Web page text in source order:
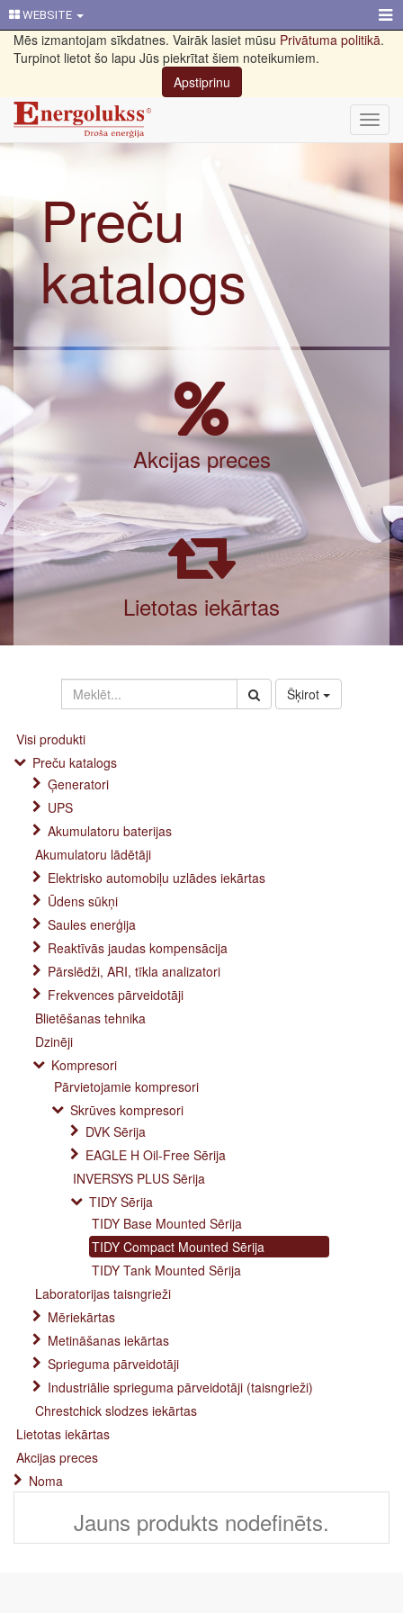
WEBSITE
Mēs izmantojam sīkdatnes. Vairāk lasiet mūsu Privātuma politikā.
Turpinot lietot šo lapu Jūs piekrītat šiem noteikumiem.
Apstiprinu
Preču
katalogs
Akcijas preces
Lietotas iekārtas
Šķirot
Visi produkti
Preču katalogs
Ģeneratori
UPS
Akumulatoru baterijas
Akumulatoru lādētāji
Elektrisko automobiļu uzlādes iekārtas
Ūdens sūkņi
Saules enerģija
Reaktīvās jaudas kompensācija
Pārslēdži, ARI, tīkla analizatori
Frekvences pārveidotāji
Blietēšanas tehnika
Dzinēji
Kompresori
Pārvietojamie kompresori
Skrūves kompresori
DVK Sērija
EAGLE H Oil-Free Sērija
INVERSYS PLUS Sērija
TIDY Sērija
TIDY Base Mounted Sērija
TIDY Compact Mounted Sērija
TIDY Tank Mounted Sērija
Laboratorijas taisngrieži
Mēriekārtas
Metināšanas iekārtas
Sprieguma pārveidotāji
Industriālie sprieguma pārveidotāji (taisngrieži)
Chrestchick slodzes iekārtas
Lietotas iekārtas
Akcijas preces
Noma
Jauns produkts nodefinēts.